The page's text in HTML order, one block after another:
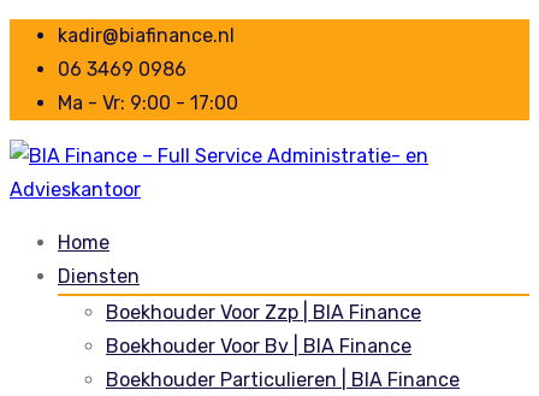
kadir@biafinance.nl
06 3469 0986
Ma - Vr: 9:00 - 17:00
Home
Diensten
Boekhouder Voor Zzp | BIA Finance
Boekhouder Voor Bv | BIA Finance
Boekhouder Particulieren | BIA Finance